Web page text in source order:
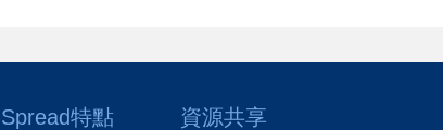
Spread特點 資源共享